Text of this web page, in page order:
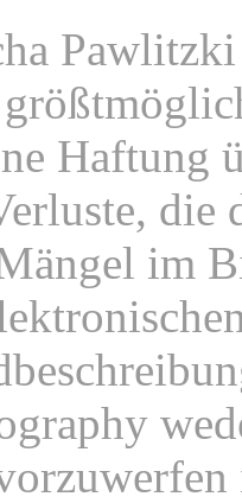
Haftung
die
im